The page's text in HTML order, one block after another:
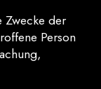
Zwecke der
Person